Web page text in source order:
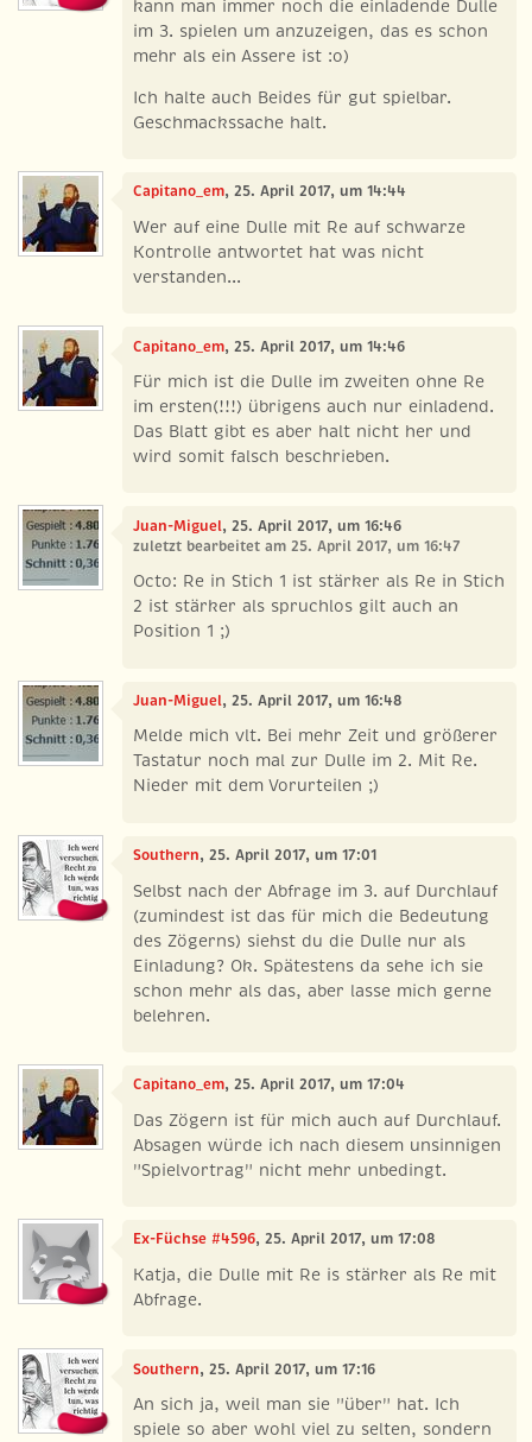
kann man immer noch die einladende Dulle
im 3. spielen um anzuzeigen, das es schon
mehr als ein Assere ist :o)
Ich halte auch Beides für gut spielbar.
Geschmackssache halt.
Capitano_em, 25. April 2017, um 14:44
Wer auf eine Dulle mit Re auf schwarze
Kontrolle antwortet hat was nicht
verstanden...
Capitano_em, 25. April 2017, um 14:46
Für mich ist die Dulle im zweiten ohne Re
im ersten(!!!) übrigens auch nur einladend.
Das Blatt gibt es aber halt nicht her und
wird somit falsch beschrieben.
Juan-Miguel, 25. April 2017, um 16:46
zuletzt bearbeitet am 25. April 2017, um 16:47
Octo: Re in Stich 1 ist stärker als Re in Stich
2 ist stärker als spruchlos gilt auch an
Position 1 ;)
Juan-Miguel, 25. April 2017, um 16:48
Melde mich vlt. Bei mehr Zeit und größerer
Tastatur noch mal zur Dulle im 2. Mit Re.
Nieder mit dem Vorurteilen ;)
Southern, 25. April 2017, um 17:01
Selbst nach der Abfrage im 3. auf Durchlauf
(zumindest ist das für mich die Bedeutung
des Zögerns) siehst du die Dulle nur als
Einladung? Ok. Spätestens da sehe ich sie
schon mehr als das, aber lasse mich gerne
belehren.
Capitano_em, 25. April 2017, um 17:04
Das Zögern ist für mich auch auf Durchlauf.
Absagen würde ich nach diesem unsinnigen
"Spielvortrag" nicht mehr unbedingt.
Ex-Füchse #4596, 25. April 2017, um 17:08
Katja, die Dulle mit Re is stärker als Re mit
Abfrage.
Southern, 25. April 2017, um 17:16
An sich ja, weil man sie "über" hat. Ich
spiele so aber wohl viel zu selten, sondern